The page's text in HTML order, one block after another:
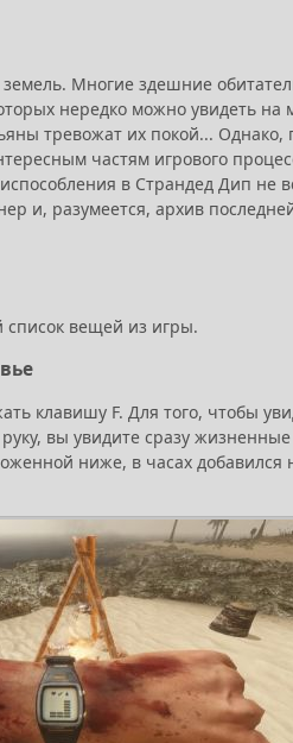
Многие здешние
нередко можно увидеть на
тревожат их покой... Однако,
частям игрового
в Страндед Дип
и, разумеется, архив
вещей из игры.
клавишу F. Для того, чтобы
вы увидите сразу
ниже, в часах